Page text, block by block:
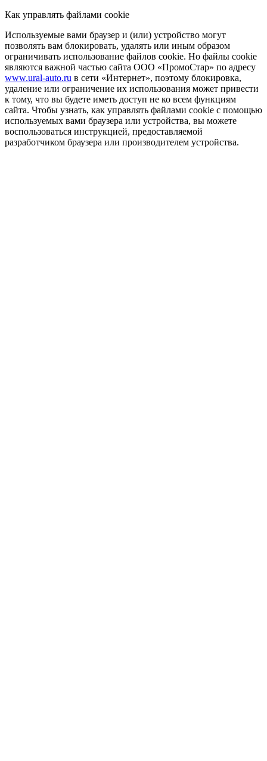
Как управлять файлами cookie
Используемые вами браузер и (или) устройство могут
позволять вам блокировать, удалять или иным образом
ограничивать использование файлов cookie. Но файлы cookie
являются важной частью сайта ООО «ПромоСтар» по адресу
www.ural-auto.ru в сети «Интернет», поэтому блокировка,
удаление или ограничение их использования может привести
к тому, что вы будете иметь доступ не ко всем функциям
сайта. Чтобы узнать, как управлять файлами cookie с помощью
используемых вами браузера или устройства, вы можете
воспользоваться инструкцией, предоставляемой
разработчиком браузера или производителем устройства.